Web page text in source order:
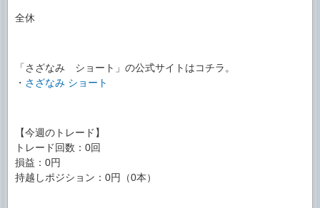
全休
「さざなみ ショート」の公式サイトはコチラ。
・ さざなみ ショート
【今週のトレード】
トレード回数：0回
損益：0円
持越しポジション：0円（0本）